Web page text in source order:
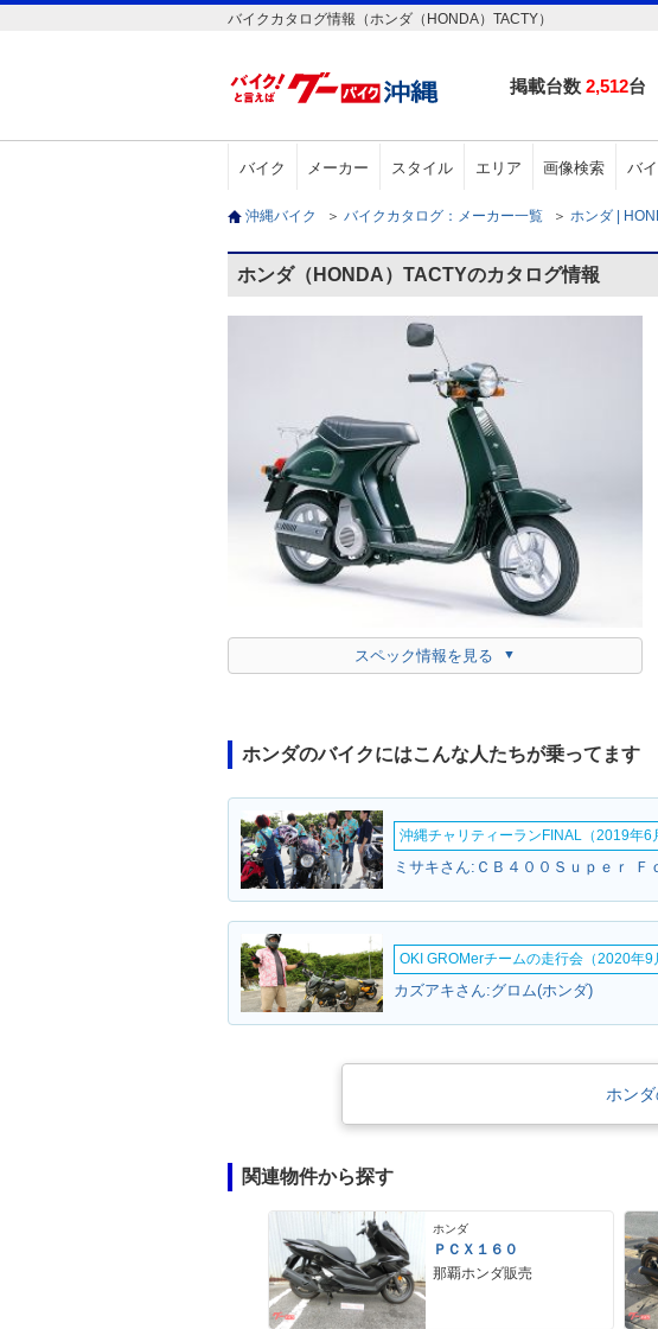
バイクカタログ情報（ホンダ（HONDA）TACTY）
掲載台数 2,512台
バイク メーカー スタイル エリア 画像検索 バ
沖縄バイク ＞ バイクカタログ：メーカー一覧 ＞ ホンダ |
ホンダ（HONDA）TACTYのカタログ情報
スペック情報を見る
ホンダのバイクにはこんな人たちが乗ってます
沖縄チャリティーランFINAL（2019年6
ミサキさん:ＣＢ４００Ｓｕｐｅｒ Ｆ
OKI GROMerチームの走行会（2020年9
カズアキさん:グロム(ホンダ)
ホン
関連物件から探す
ホンダ
ＰＣＸ１６０
那覇ホンダ販売